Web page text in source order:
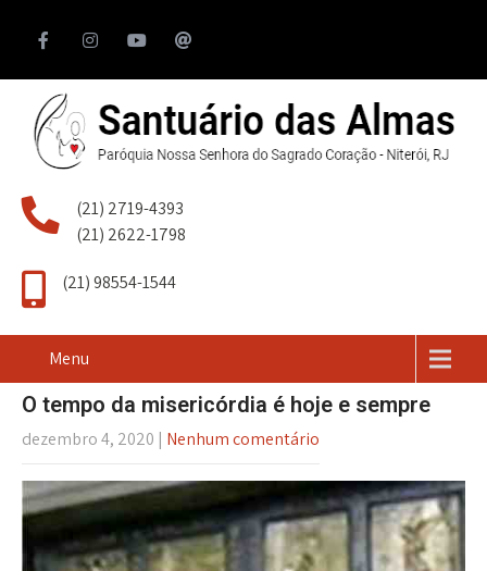
(21) 2719-4393
(21) 2622-1798
(21) 98554-1544
Menu
O tempo da misericórdia é hoje e sempre
dezembro 4, 2020 | Nenhum comentário